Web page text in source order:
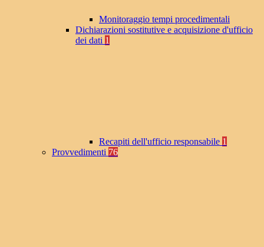
Monitoraggio tempi procedimentali
Dichiarazioni sostitutive e acquisizione d'ufficio
dei dati 1
Recapiti dell'ufficio responsabile 1
Provvedimenti 76